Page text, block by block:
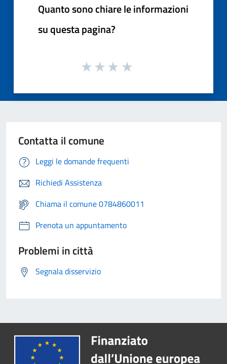
Quanto sono chiare le informazioni
su questa pagina?
Contatta il comune
Leggi le domande frequenti
Richiedi Assistenza
Chiama il comune 0784860011
Prenota un appuntamento
Problemi in città
Segnala disservizio